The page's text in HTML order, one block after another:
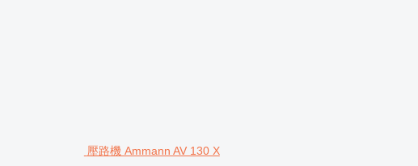
壓路機 Ammann AV 130 X